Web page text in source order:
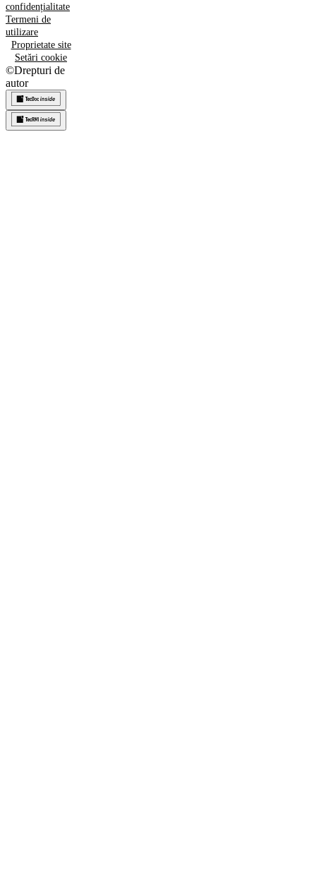
confidențialitate
Termeni de
utilizare
Proprietate site
Setări cookie
©Drepturi de
autor